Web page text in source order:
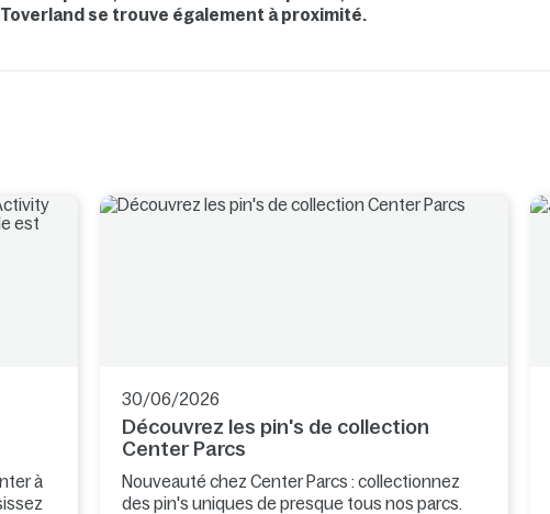
se trouve également à proximité.
à
30/06/2026
Découvrez les pin's de collection
Center Parcs
Nouveauté chez Center Parcs : collectionnez
des pin's uniques de presque tous nos parcs.